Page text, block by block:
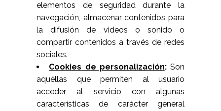
elementos de seguridad durante la
navegación, almacenar contenidos para
la difusión de videos o sonido o
compartir contenidos a través de redes
sociales.
Cookies de personalización:Son
aquéllas que permiten al usuario
acceder al servicio con algunas
características de carácter general